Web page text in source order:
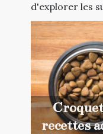
d'explorer les
recettes